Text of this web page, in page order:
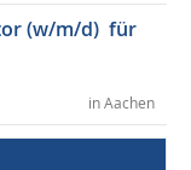
(w/m/d) für
in Aachen